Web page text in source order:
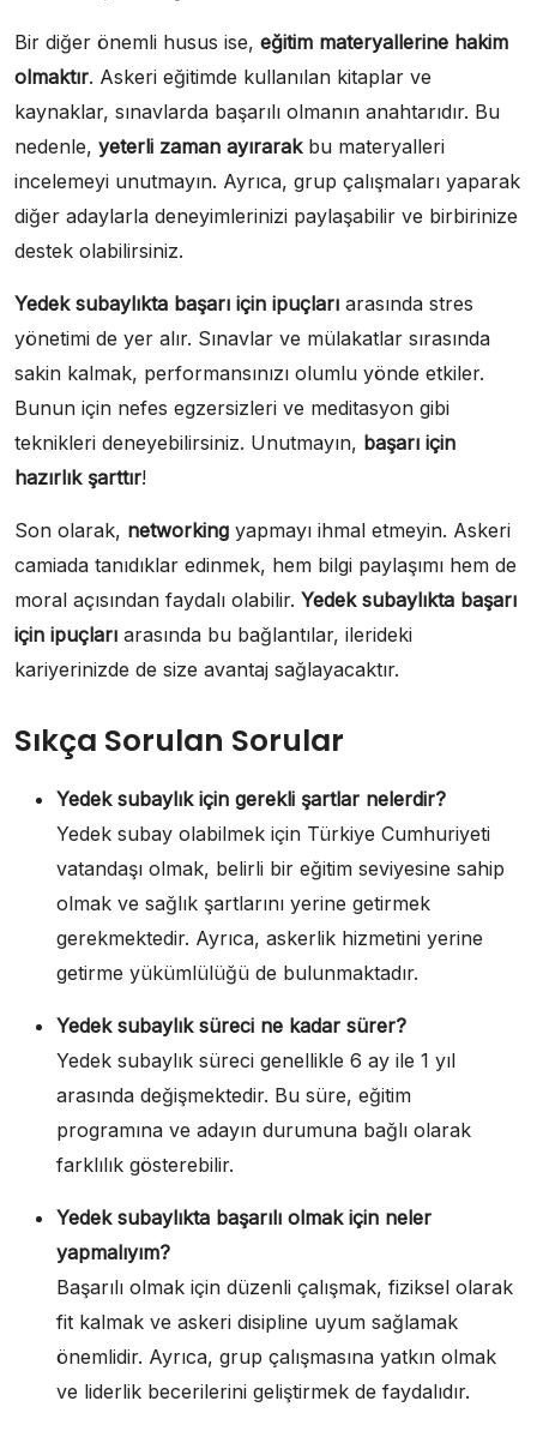
Bir diğer önemli husus ise, eğitim materyallerine hakim
olmaktır. Askeri eğitimde kullanılan kitaplar ve
kaynaklar, sınavlarda başarılı olmanın anahtarıdır. Bu
nedenle, yeterli zaman ayırarakbu materyalleri
incelemeyi unutmayın. Ayrıca, grup çalışmaları yaparak
diğer adaylarla deneyimlerinizi paylaşabilir ve birbirinize
destek olabilirsiniz.
Yedek subaylıkta başarı için ipuçları arasında stres
yönetimi de yer alır. Sınavlar ve mülakatlar sırasında
sakin kalmak, performansınızı olumlu yönde etkiler.
Bunun için nefes egzersizleri ve meditasyon gibi
teknikleri deneyebilirsiniz. Unutmayın, başarı için
hazırlık şarttır!
Son olarak, networking yapmayı ihmal etmeyin. Askeri
camiada tanıdıklar edinmek, hem bilgi paylaşımı hem de
moral açısından faydalı olabilir. Yedek subaylıkta başarı
için ipuçları arasında bu bağlantılar, ilerideki
kariyerinizde de size avantaj sağlayacaktır.
Sıkça Sorulan Sorular
Yedek subaylık için gerekli şartlar nelerdir?
Yedek subay olabilmek için Türkiye Cumhuriyeti
vatandaşı olmak, belirli bir eğitim seviyesine sahip
olmak ve sağlık şartlarını yerine getirmek
gerekmektedir. Ayrıca, askerlik hizmetini yerine
getirme yükümlülüğü de bulunmaktadır.
Yedek subaylık süreci ne kadar sürer?
Yedek subaylık süreci genellikle 6 ay ile 1 yıl
arasında değişmektedir. Bu süre, eğitim
programına ve adayın durumuna bağlı olarak
farklılık gösterebilir.
Yedek subaylıkta başarılı olmak için neler
yapmalıyım?
Başarılı olmak için düzenli çalışmak, fiziksel olarak
fit kalmak ve askeri disipline uyum sağlamak
önemlidir. Ayrıca, grup çalışmasına yatkın olmak
ve liderlik becerilerini geliştirmek de faydalıdır.